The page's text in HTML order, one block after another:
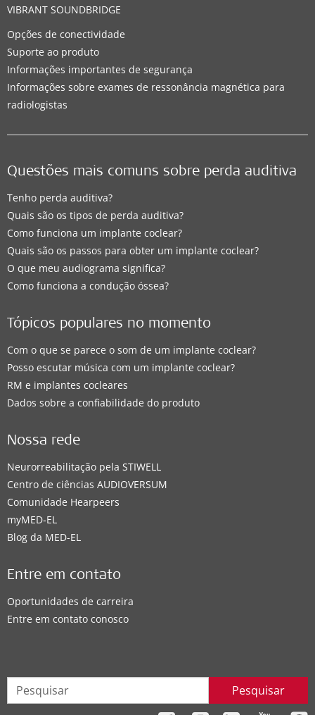
VIBRANT SOUNDBRIDGE
Opções de conectividade
Suporte ao produto
Informações importantes de segurança
Informações sobre exames de ressonância magnética para
radiologistas
Questões mais comuns sobre perda auditiva
Tenho perda auditiva?
Quais são os tipos de perda auditiva?
Como funciona um implante coclear?
Quais são os passos para obter um implante coclear?
O que meu audiograma significa?
Como funciona a condução óssea?
Tópicos populares no momento
Com o que se parece o som de um implante coclear?
Posso escutar música com um implante coclear?
RM e implantes cocleares
Dados sobre a confiabilidade do produto
Nossa rede
Neurorreabilitação pela STIWELL
Centro de ciências AUDIOVERSUM
Comunidade Hearpeers
myMED‑EL
Blog da MED-EL
Entre em contato
Oportunidades de carreira
Entre em contato conosco
Pesquisar